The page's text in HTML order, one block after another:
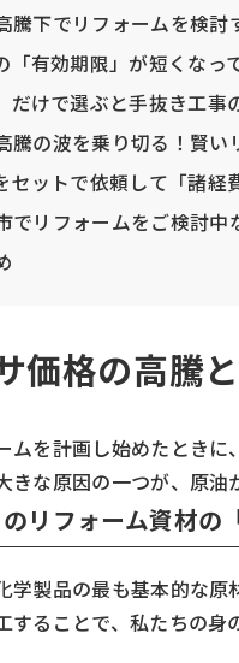
騰下でリフォームを検討
「有効期限」が短くなっ
だけで選ぶと手抜き工事
騰の波を乗り切る！賢い
セットで依頼して「諸経
でリフォームをご検討
価格の高騰
ムを計画し始めたとき
きな原因の一つが、原油
リフォーム資材の
学製品の最も基本的な原
することで、私たちの身